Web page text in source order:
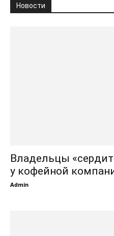
Новости
Владельцы
у кофейной
Admin